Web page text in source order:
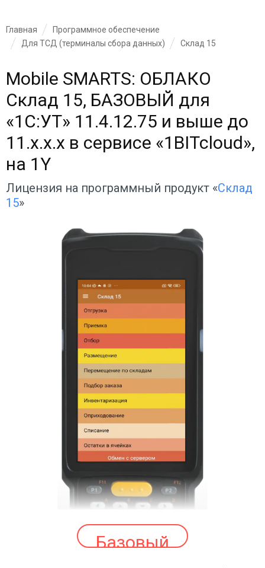
Главная
Программное обеспечение
Для ТСД (терминалы сбора данных)
Склад 15
Mobile SMARTS: ОБЛАКО
Склад 15, БАЗОВЫЙ для
«1С:УТ» 11.4.12.75 и выше до
11.x.x.x в сервисе «1BITcloud»,
на 1Y
Лицензия на программный продукт «Склад
15»
Базовый